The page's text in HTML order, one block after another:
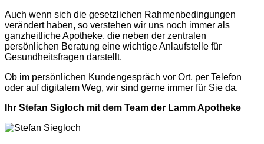
Auch wenn sich die gesetzlichen Rahmenbedingungen
verändert haben, so verstehen wir uns noch immer als
ganzheitliche Apotheke, die neben der zentralen
persönlichen Beratung eine wichtige Anlaufstelle für
Gesundheitsfragen darstellt.
Ob im persönlichen Kundengespräch vor Ort, per Telefon
oder auf digitalem Weg, wir sind gerne immer für Sie da.
Ihr Stefan Sigloch mit dem Team der Lamm Apotheke